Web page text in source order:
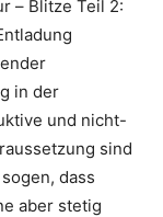
– Blitze Teil 2:
in der
und nicht-
sind
dass
aber stetig